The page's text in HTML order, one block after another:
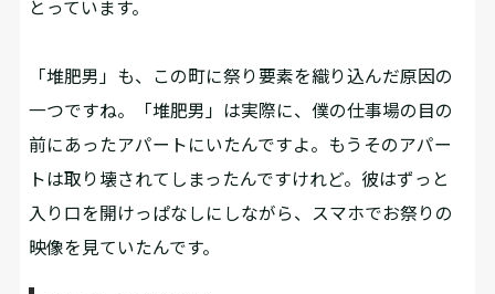
とっています。
「堆肥男」も、この町に祭り要素を織り込んだ原因の
一つですね。「堆肥男」は実際に、僕の仕事場の目の
前にあったアパートにいたんですよ。もうそのアパー
トは取り壊されてしまったんですけれど。彼はずっと
入り口を開けっぱなしにしながら、スマホでお祭りの
映像を見ていたんです。